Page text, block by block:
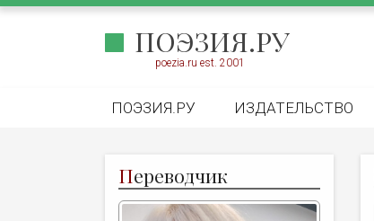
ПОЭЗИЯ.РУ
poezia.ru est. 2001
ПОЭЗИЯ.РУ ИЗДАТЕЛЬСТВО
Переводчик